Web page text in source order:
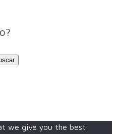
we give you the best